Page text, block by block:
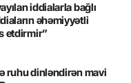
iddialarla bağlı
əhəmiyyətli
etdirmir”
ruhu dinləndirən mavi